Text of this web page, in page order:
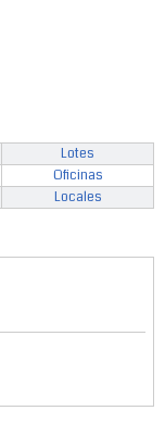
Lotes
Oficinas
Locales